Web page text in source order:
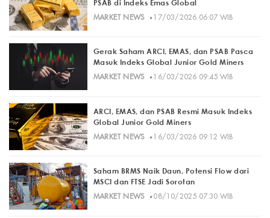
PSAB di Indeks Emas Global
MARKET NEWS· 17/03/2026 06:07 WIB
Gerak Saham ARCI, EMAS, dan PSAB Pasca
Masuk Indeks Global Junior Gold Miners
MARKET NEWS· 16/03/2026 09:45 WIB
ARCI, EMAS, dan PSAB Resmi Masuk Indeks
Global Junior Gold Miners
MARKET NEWS· 16/03/2026 09:12 WIB
Saham BRMS Naik Daun, Potensi Flow dari
MSCI dan FTSE Jadi Sorotan
MARKET NEWS· 08/10/2025 07:30 WIB